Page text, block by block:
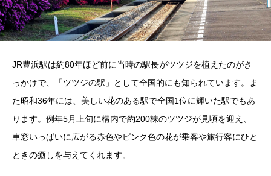
JR豊浜駅は約80年ほど前に当時の駅長がツツジを植えたのがき
っかけで、「ツツジの駅」として全国的にも知られています。ま
た昭和36年には、美しい花のある駅で全国1位に輝いた駅でもあ
ります。例年5月上旬に構内で約200株のツツジが見頃を迎え、
車窓いっぱいに広がる赤色やピンク色の花が乗客や旅行客にひと
ときの癒しを与えてくれます。